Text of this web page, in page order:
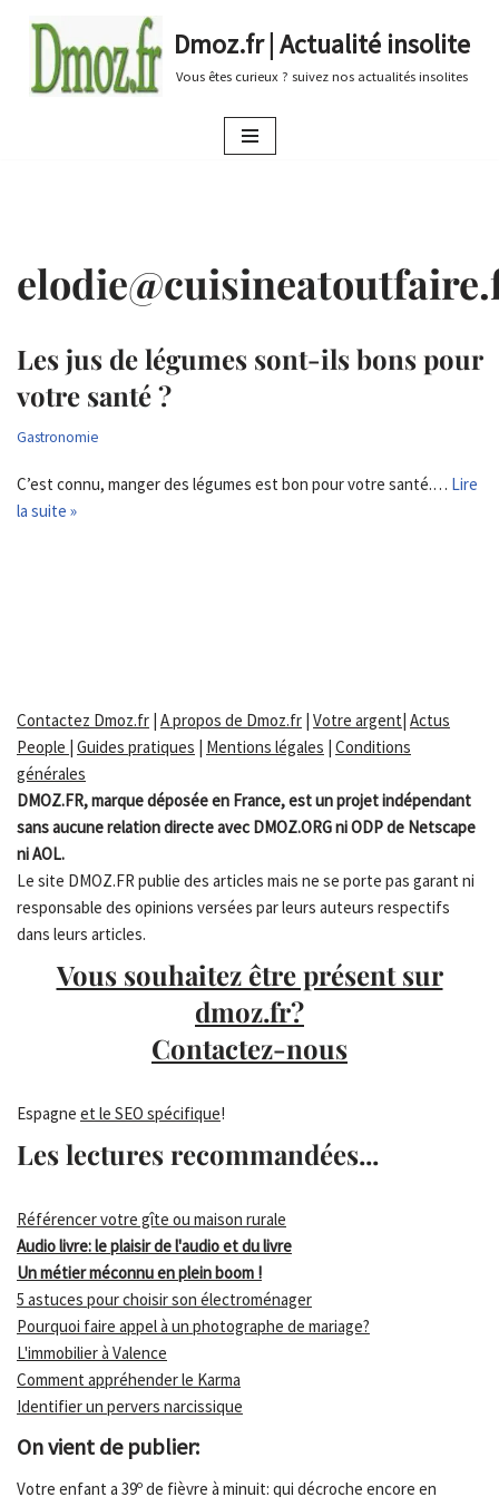
au
Dmoz.fr | Actualité insolite
Vous êtes curieux ? suivez nos actualités insolites
Les jus de légumes sont-ils bons pour
votre santé ?
Gastronomie
C’est connu, manger des légumes est bon pour votre santé.… Lire
la suite »
Contactez Dmoz.fr | A propos de Dmoz.fr | Votre argent| Actus
People | Guides pratiques | Mentions légales | Conditions
générales
DMOZ.FR, marque déposée en France, est un projet indépendant
sans aucune relation directe avec DMOZ.ORG ni ODP de Netscape
ni AOL.
Le site DMOZ.FR publie des articles mais ne se porte pas garant ni
responsable des opinions versées par leurs auteurs respectifs
dans leurs articles.
Vous souhaitez être présent sur
dmoz.fr?
Contactez-nous
Espagne et le SEO spécifique!
Les lectures recommandées...
Référencer votre gîte ou maison rurale
Audio livre: le plaisir de l'audio et du livre
Un métier méconnu en plein boom !
5 astuces pour choisir son électroménager
Pourquoi faire appel à un photographe de mariage?
L'immobilier à Valence
Comment appréhender le Karma
Identifier un pervers narcissique
On vient de publier:
Votre enfant a 39º de fièvre à minuit: qui décroche encore en